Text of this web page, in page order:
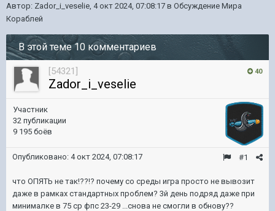
Автор: Zador_i_veselie, 4 окт 2024, 07:08:17 в Обсуждение Мира
Кораблей
В этой теме 10 комментариев
40
[54321]
Zador_i_veselie
Участник
32 публикации
9 195 боёв
#1
Опубликовано: 4 окт 2024, 07:08:17
что ОПЯТЬ не так!??!? почему со среды игра просто не вывозит
даже в рамках стандартных проблем? 3й день подряд даже при
минималке в 75 ср фпс 23-29 ...снова не смогли в обнову??